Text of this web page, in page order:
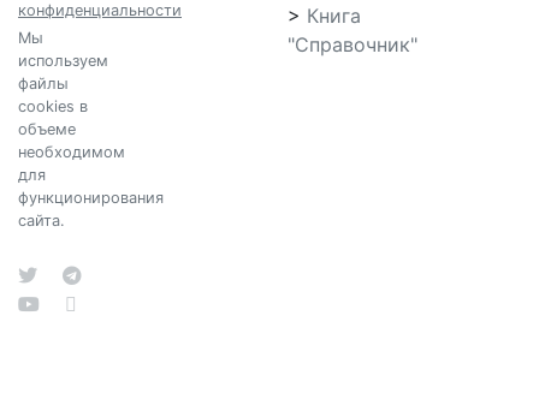
конфиденциальности
Мы
используем
файлы
cookies в
объеме
необходимом
для
функционирования
сайта.
> Книга
"Справочник"